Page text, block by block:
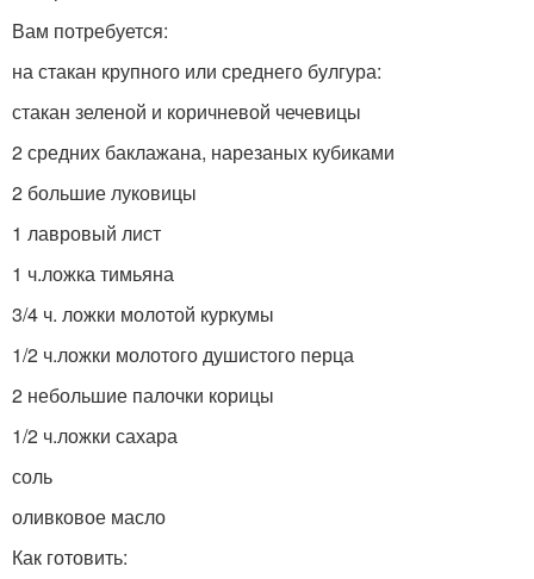
Вам потребуется:
на стакан крупного или среднего булгура:
стакан зеленой и коричневой чечевицы
2 средних баклажана, нарезаных кубиками
2 большие луковицы
1 лавровый лист
1 ч.ложка тимьяна
3/4 ч. ложки молотой куркумы
1/2 ч.ложки молотого душистого перца
2 небольшие палочки корицы
1/2 ч.ложки сахара
соль
оливковое масло
Как готовить: